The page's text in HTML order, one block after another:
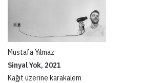
Mustafa Yılmaz
Sinyal Yok, 2021
Kağıt üzerine karakalem